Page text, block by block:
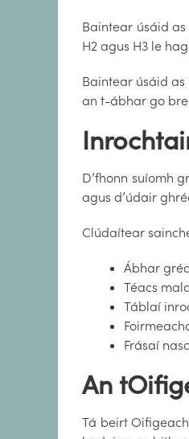
Baintear úsáid
H2 agus H3 le
Baintear úsáid
an t-ábhar go
D’fhonn suíomh
agus d’údair
Clúdaítear
Ábhar
Téacs
Táblaí
Frásaí
An
Tá beirt